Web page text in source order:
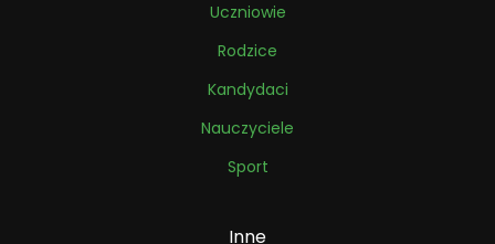
Uczniowie
Rodzice
Kandydaci
Nauczyciele
Sport
Inne